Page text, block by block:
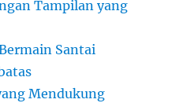
Tampilan yang
Santai
Mendukung